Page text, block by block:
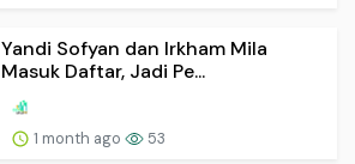
Yandi Sofyan dan Irkham Mila
Masuk Daftar, Jadi Pe...
1 month ago 53